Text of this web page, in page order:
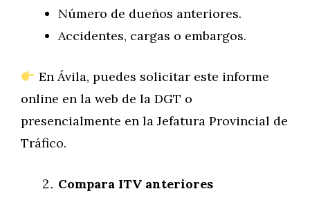
Número de dueños anteriores.
Accidentes, cargas o embargos.
En Ávila, puedes solicitar este informe
online en la web de la DGT o
presencialmente en la Jefatura Provincial de
Tráfico.
Compara ITV anteriores